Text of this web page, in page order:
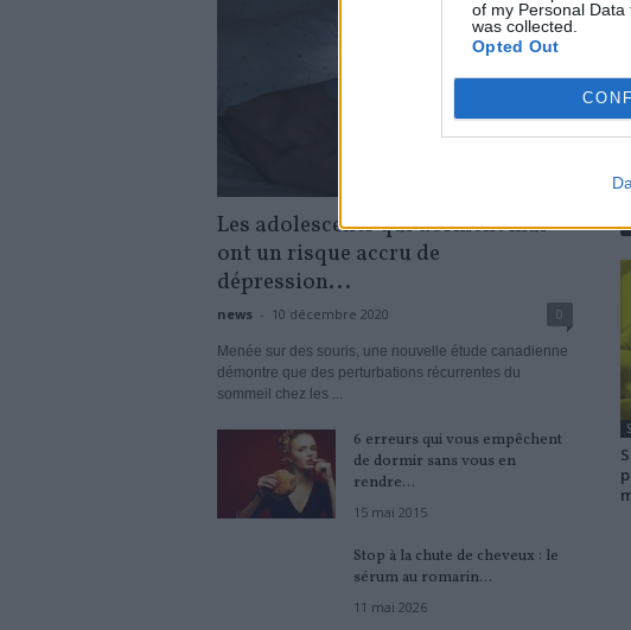
of my Personal
was collected.
Opted Out
Les adolescents qui dorment mal
ont un risque accru de
dépression...
news - 10 décembre 2020 0
Menée sur des souris, une nouvelle étude canadienne
démontre que des perturbations récurrentes du
sommeil chez les ...
6 erreurs qui vous empêchent
de dormir sans vous en
rendre...
15 mai 2015
Stop à la chute de cheveux : le
sérum au romarin...
11 mai 2026